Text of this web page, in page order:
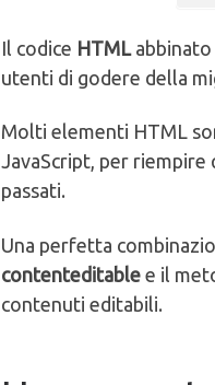
Il codice HTML abbinato
utenti di godere della
Molti elementi HTML
JavaScript, per
passati.
Una perfetta
contenteditable e il
contenuti editabili.